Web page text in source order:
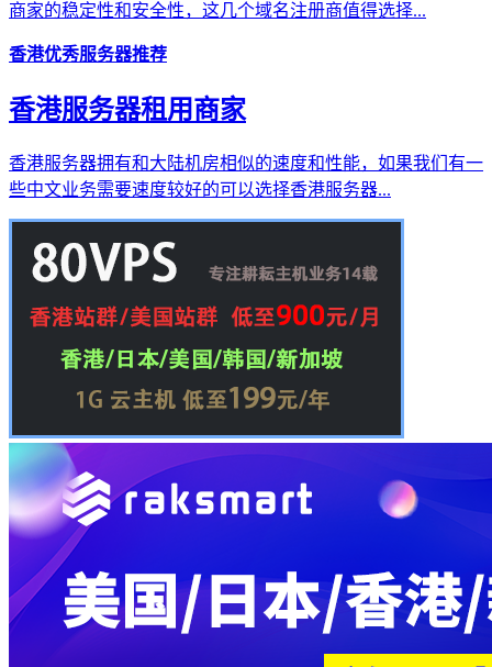
商家的稳定性和安全性，这几个域名注册商值得选择...
香港优秀服务器推荐
香港服务器租用商家
香港服务器拥有和大陆机房相似的速度和性能，如果我们有一
些中文业务需要速度较好的可以选择香港服务器...